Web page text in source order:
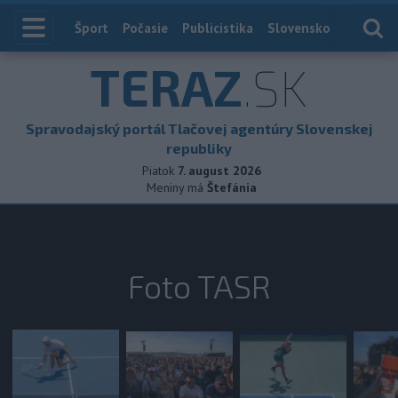
Index
Šport Počasie Publicistika Slovensko
TERAZ.SK
Spravodajský portál Tlačovej agentúry Slovenskej
republiky
Piatok 7. august 2026
Meniny má Štefánia
Foto TASR